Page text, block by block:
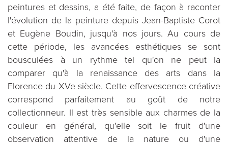
peintures et dessins, a été faite, de façon à raconter
l'évolution de la peinture depuis Jean-Baptiste Corot
et Eugène Boudin, jusqu'à nos jours. Au cours de
cette période, les avancées esthétiques se sont
bousculées à un rythme tel qu'on ne peut la
comparer qu'à la renaissance des arts dans la
Florence du XVe siècle. Cette effervescence créative
correspond parfaitement au goût de notre
collectionneur. Il est très sensible aux charmes de la
couleur en général, qu'elle soit le fruit d'une
observation attentive de la nature ou d'une